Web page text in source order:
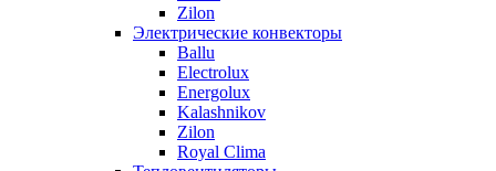
Zilon
Электрические конвекторы
Ballu
Electrolux
Energolux
Kalashnikov
Zilon
Royal Clima